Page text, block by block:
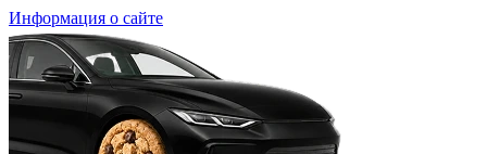
Информация о сайте